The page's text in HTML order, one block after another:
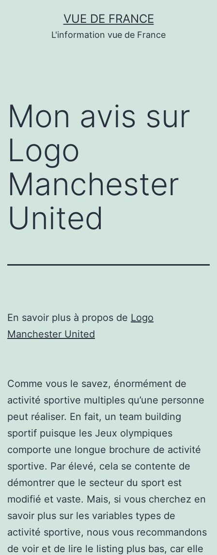
VUE DE FRANCE
L'information vue de France
Mon avis sur
Logo
Manchester
United
En savoir plus à propos de Logo
Manchester United
Comme vous le savez, énormément de
activité sportive multiples qu’une personne
peut réaliser. En fait, un team building
sportif puisque les Jeux olympiques
comporte une longue brochure de activité
sportive. Par élevé, cela se contente de
démontrer que le secteur du sport est
modifié et vaste. Mais, si vous cherchez en
savoir plus sur les variables types de
activité sportive, nous vous recommandons
de voir et de lire le listing plus bas, car elle